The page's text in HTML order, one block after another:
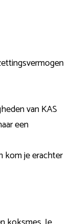
van KAS
een
kom je erachter